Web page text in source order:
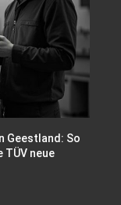
Geestland: So
TÜV neue